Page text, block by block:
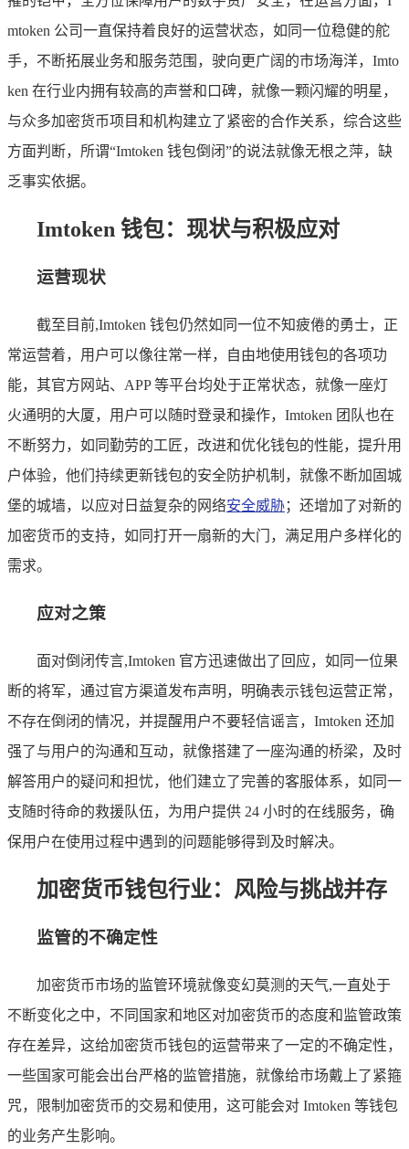
mtoken 公司一直保持着良好的运营状态，如同一位稳健的舵
手，不断拓展业务和服务范围，驶向更广阔的市场海洋，Imto
ken 在行业内拥有较高的声誉和口碑，就像一颗闪耀的明星，
与众多加密货币项目和机构建立了紧密的合作关系，综合这些
方面判断，所谓“Imtoken 钱包倒闭”的说法就像无根之萍，缺
乏事实依据。
Imtoken 钱包：现状与积极应对
运营现状
截至目前,Imtoken 钱包仍然如同一位不知疲倦的勇士，正
常运营着，用户可以像往常一样，自由地使用钱包的各项功
能，其官方网站、APP 等平台均处于正常状态，就像一座灯
火通明的大厦，用户可以随时登录和操作，Imtoken 团队也在
不断努力，如同勤劳的工匠，改进和优化钱包的性能，提升用
户体验，他们持续更新钱包的安全防护机制，就像不断加固城
堡的城墙，以应对日益复杂的网络安全威胁；还增加了对新的
加密货币的支持，如同打开一扇新的大门，满足用户多样化的
需求。
应对之策
面对倒闭传言,Imtoken 官方迅速做出了回应，如同一位果
断的将军，通过官方渠道发布声明，明确表示钱包运营正常，
不存在倒闭的情况，并提醒用户不要轻信谣言，Imtoken 还加
强了与用户的沟通和互动，就像搭建了一座沟通的桥梁，及时
解答用户的疑问和担忧，他们建立了完善的客服体系，如同一
支随时待命的救援队伍，为用户提供 24 小时的在线服务，确
保用户在使用过程中遇到的问题能够得到及时解决。
加密货币钱包行业：风险与挑战并存
监管的不确定性
加密货币市场的监管环境就像变幻莫测的天气,一直处于
不断变化之中，不同国家和地区对加密货币的态度和监管政策
存在差异，这给加密货币钱包的运营带来了一定的不确定性，
一些国家可能会出台严格的监管措施，就像给市场戴上了紧箍
咒，限制加密货币的交易和使用，这可能会对 Imtoken 等钱包
的业务产生影响。